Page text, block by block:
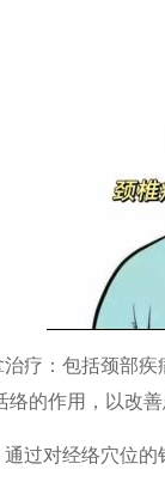
：包括颈部疾
络的作用，以改善
对经络穴位的